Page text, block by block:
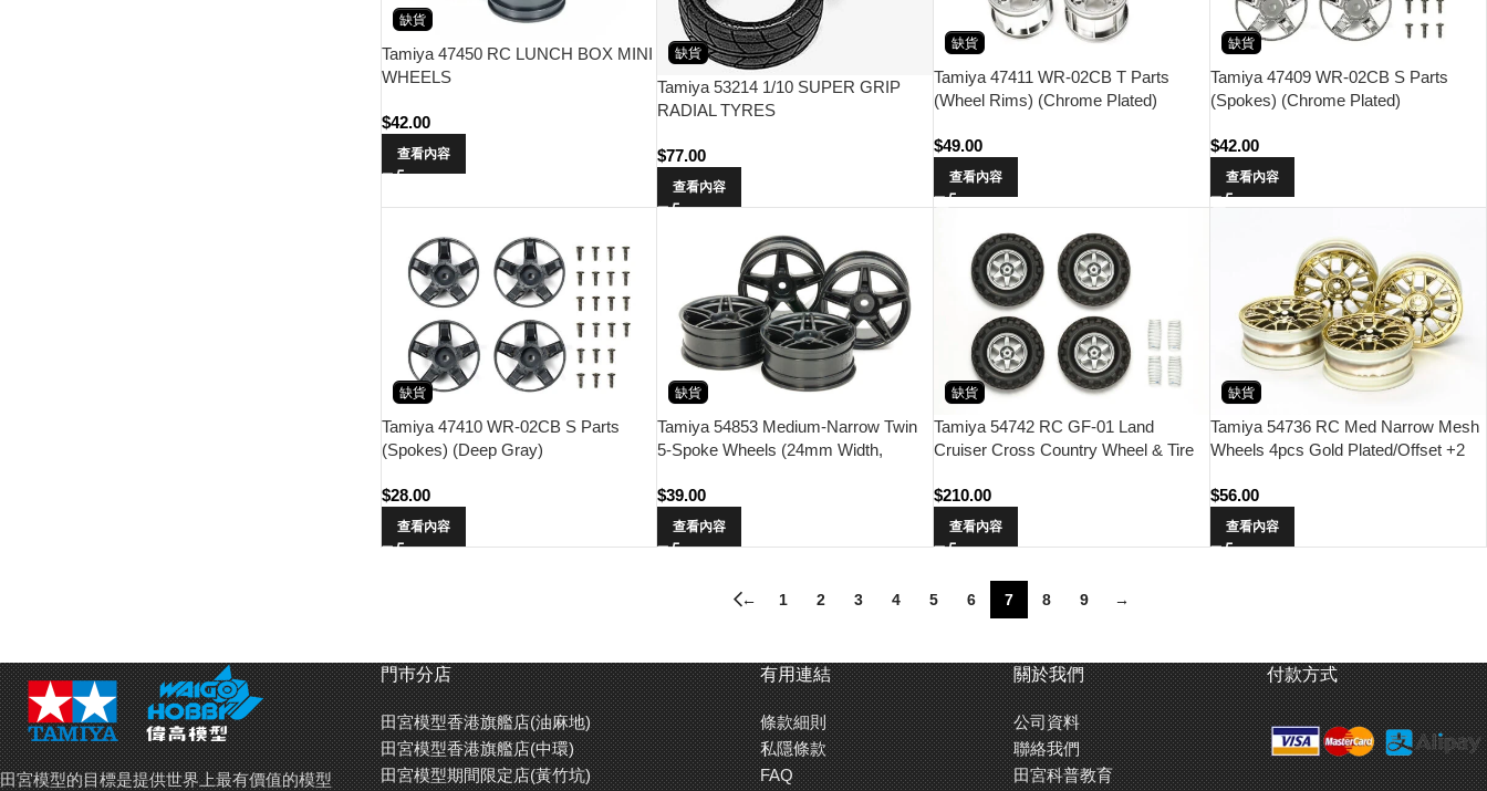
缺貨
Tamiya 47450 RC LUNCH BOX MINI
WHEELS
$42.00
查看內容
缺貨
Tamiya 53214 1/10 SUPER GRIP
RADIAL TYRES
$77.00
查看內容
缺貨
Tamiya 47411 WR-02CB T Parts
(Wheel Rims) (Chrome Plated)
$49.00
查看內容
缺貨
Tamiya 47409 WR-02CB S Parts
(Spokes) (Chrome Plated)
$42.00
查看內容
缺貨
Tamiya 47410 WR-02CB S Parts
(Spokes) (Deep Gray)
$28.00
查看內容
缺貨
Tamiya 54853 Medium-Narrow Twin
5-Spoke Wheels (24mm Width,
$39.00
查看內容
缺貨
Tamiya 54742 RC GF-01 Land
Cruiser Cross Country Wheel & Tire
$210.00
查看內容
缺貨
Tamiya 54736 RC Med Narrow Mesh
Wheels 4pcs Gold Plated/Offset +2
$56.00
查看內容
← 1 2 3 4 5 6 7 8 9 →
田宮模型的目標是提供世界上最有價值的模型
門巿分店
田宮模型香港旗艦店(油麻地)
田宮模型香港旗艦店(中環)
田宮模型期間限定店(黃竹坑)
有用連結
條款細則
私隱條款
FAQ
關於我們
公司資料
聯絡我們
田宮科普教育
付款方式